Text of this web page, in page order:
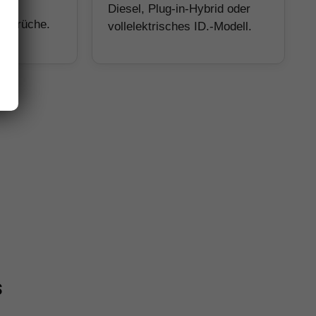
Diesel, Plug-in-Hybrid oder
vollelektrisches ID.-Modell.